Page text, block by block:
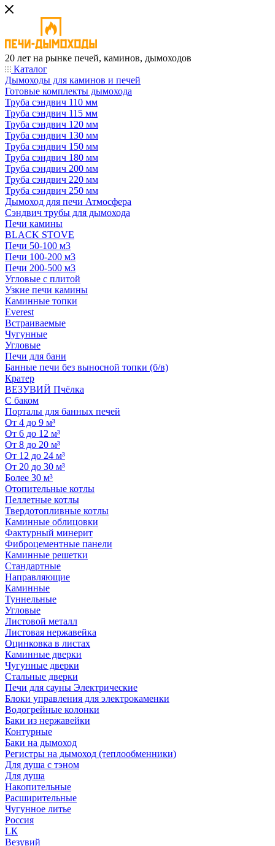
20 лет на рынке печей, каминов, дымоходов
Каталог
Дымоходы для каминов и печей
Готовые комплекты дымохода
Труба сэндвич 110 мм
Труба сэндвич 115 мм
Труба сэндвич 120 мм
Труба сэндвич 130 мм
Труба сэндвич 150 мм
Труба сэндвич 180 мм
Труба сэндвич 200 мм
Труба сэндвич 220 мм
Труба сэндвич 250 мм
Дымоход для печи Атмосфера
Сэндвич трубы для дымохода
Печи камины
BLACK STOVE
Печи 50-100 м3
Печи 100-200 м3
Печи 200-500 м3
Угловые с плитой
Узкие печи камины
Каминные топки
Everest
Встраиваемые
Чугунные
Угловые
Печи для бани
Банные печи без выносной топки (б/в)
Кратер
ВЕЗУВИЙ Пчёлка
С баком
Порталы для банных печей
От 4 до 9 м³
От 6 до 12 м³
От 8 до 20 м³
От 12 до 24 м³
От 20 до 30 м³
Более 30 м³
Отопительные котлы
Пеллетные котлы
Твердотопливные котлы
Каминные облицовки
Фактурный минерит
Фиброцементные панели
Каминные решетки
Стандартные
Направляющие
Каминные
Туннельные
Угловые
Листовой металл
Листовая нержавейка
Оцинковка в листах
Каминные дверки
Чугунные дверки
Стальные дверки
Печи для сауны Электрические
Блоки управления для электрокаменки
Водогрейные колонки
Баки из нержавейки
Контурные
Баки на дымоход
Регистры на дымоход (теплообменники)
Для душа с тэном
Для душа
Накопительные
Расширительные
Чугунное литье
Россия
LК
Везувий